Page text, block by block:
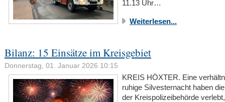
11.13 Uhr…
Weiterlesen...
Bilanz: 15 Einsätze im Kreisgebiet
Donnerstag, 01. Januar 2026 10:15
KREIS HÖXTER. Eine
ruhige Silvesternacht haben
der Kreispolizeibehörde